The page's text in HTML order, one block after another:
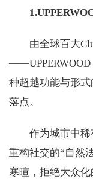
由全球百大
——UPPERWOOD
种超越功能与形
落点。
作为城市中稀
重构社交的“自然
寒暄，拒绝大众